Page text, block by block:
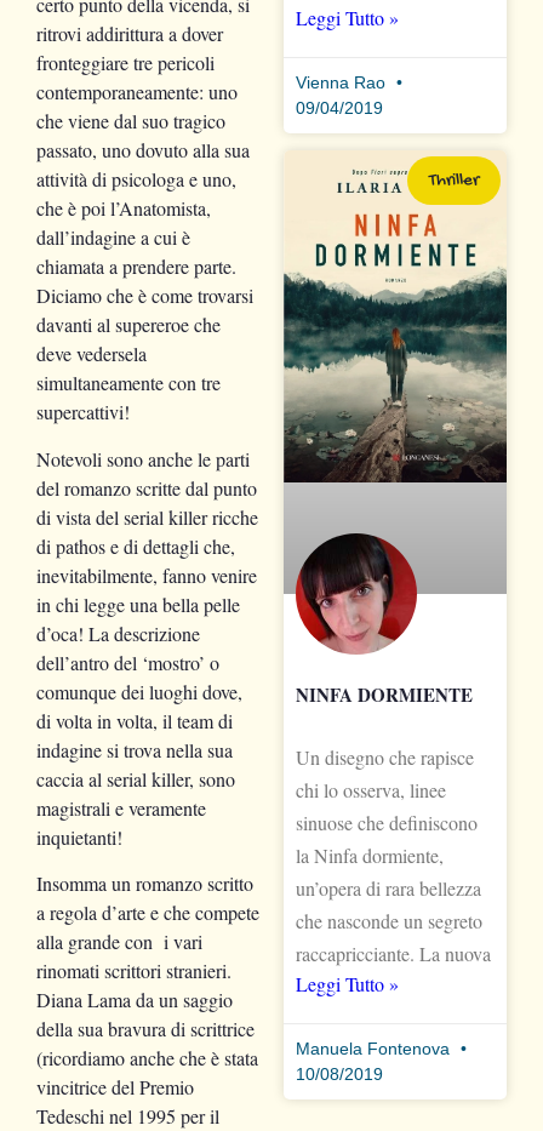
ritrovi addirittura a dover
fronteggiare tre pericoli
contemporaneamente: uno
che viene dal suo tragico
passato, uno dovuto alla sua
attività di psicologa e uno,
che è poi l’Anatomista,
dall’indagine a cui è
chiamata a prendere parte.
Diciamo che è come trovarsi
davanti al supereroe che
deve vedersela
simultaneamente con tre
supercattivi!
Notevoli sono anche le parti
del romanzo scritte dal punto
di vista del serial killer ricche
di pathos e di dettagli che,
inevitabilmente, fanno venire
in chi legge una bella pelle
d’oca! La descrizione
dell’antro del ‘mostro’ o
comunque dei luoghi dove,
di volta in volta, il team di
indagine si trova nella sua
caccia al serial killer, sono
magistrali e veramente
inquietanti!
Insomma un romanzo scritto
a regola d’arte e che compete
alla grande con i vari
rinomati scrittori stranieri.
Diana Lama da un saggio
della sua bravura di scrittrice
(ricordiamo anche che è stata
vincitrice del Premio
Tedeschi nel 1995 per il
Leggi Tutto »
Vienna Rao
09/04/2019
Thriller
NINFA DORMIENTE
Un disegno che rapisce
chi lo osserva, linee
sinuose che definiscono
la Ninfa dormiente,
un’opera di rara bellezza
che nasconde un segreto
raccapricciante. La nuova
Leggi Tutto »
Manuela Fontenova
10/08/2019